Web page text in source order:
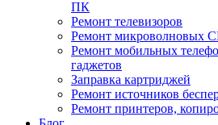
ПК
Ремонт телевизоров
Ремонт микроволновых
Ремонт мобильных
гаджетов
Заправка картриджей
Ремонт источников
Ремонт принтеров,